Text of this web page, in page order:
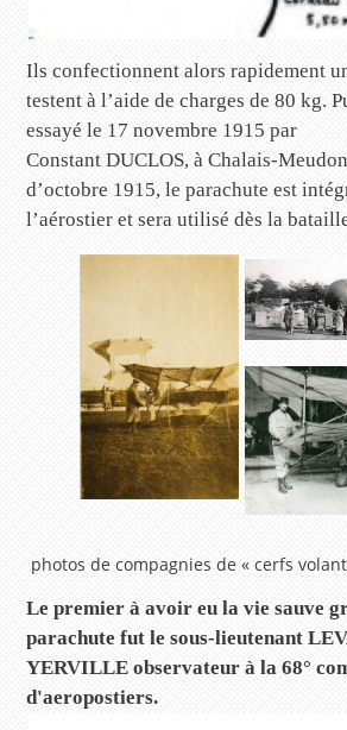
Ils confectionnent alors rapidement
testent à l’aide de charges de 80 kg.
essayé le 17 novembre 1915 par
Constant DUCLOS, à Chalais-
d’octobre 1915, le parachute est
l’aérostier et sera utilisé dès la
photos de compagnies de « cerfs
Le premier à avoir eu la vie sauve
parachute fut le sous-lieutenant
YERVILLE observateur à la 68°
d'aeropostiers.